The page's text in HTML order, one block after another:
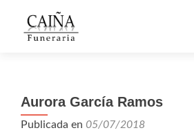
Aurora García Ramos
Publicada en 05/07/2018